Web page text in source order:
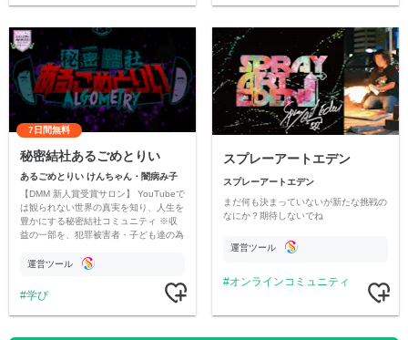
7日間無料
秘密結社あるごめとりい
あるごめとりい けんちゃん・闇病み子
【DMM 新人賞受賞サロン】 YouTubeで
は観られない世界の真実を知り、人生を
豊かにする秘密結社コミュニティ ※収
益の一部を、犯罪被害者・子ども達の為
す運営ツール
学び
スプレーアートエデン
スプレーアートエデン
まだ何も決まっていないが新たな挑戦の
なにか？期待しないでね
運営ツール
オンラインコミュニティ